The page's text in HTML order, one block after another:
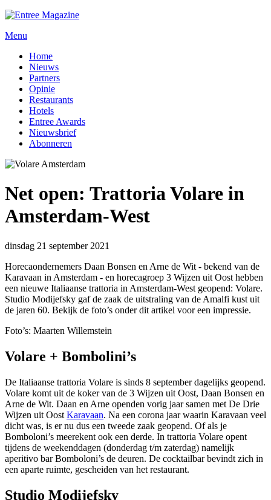
Menu
Home
Nieuws
Partners
Opinie
Restaurants
Hotels
Entree Awards
Nieuwsbrief
Abonneren
Net open: Trattoria Volare in
Amsterdam-West
dinsdag 21 september 2021
Horecaondernemers Daan Bonsen en Arne de Wit - bekend van de
Karavaan in Amsterdam - en horecagroep 3 Wijzen uit Oost hebben
een nieuwe Italiaanse trattoria in Amsterdam-West geopend: Volare.
Studio Modijefsky gaf de zaak de uitstraling van de Amalfi kust uit
de jaren 60. Bekijk de foto’s onder dit artikel voor een impressie.
Foto’s: Maarten Willemstein
Volare + Bombolini’s
De Italiaanse trattoria Volare is sinds 8 september dagelijks geopend.
Volare komt uit de koker van de 3 Wijzen uit Oost, Daan Bonsen en
Arne de Wit. Daan en Arne openden vorig jaar samen met De Drie
Wijzen uit Oost Karavaan. Na een corona jaar waarin Karavaan veel
dicht was, is er nu dus een tweede zaak geopend. Of als je
Bomboloni’s meerekent ook een derde. In trattoria Volare opent
tijdens de weekenddagen (donderdag t/m zaterdag) namelijk
aperitivo bar Bomboloni’s de deuren. De cocktailbar bevindt zich in
een aparte ruimte, gescheiden van het restaurant.
Studio Modijefsky